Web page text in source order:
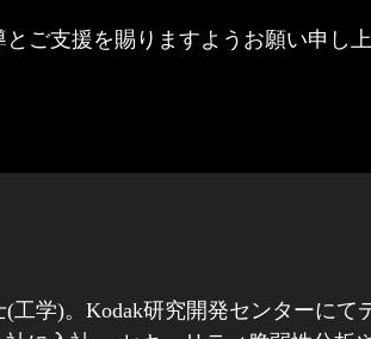
ご支援を賜りますようお願い申し上
(工学)。Kodak研究開発センターに